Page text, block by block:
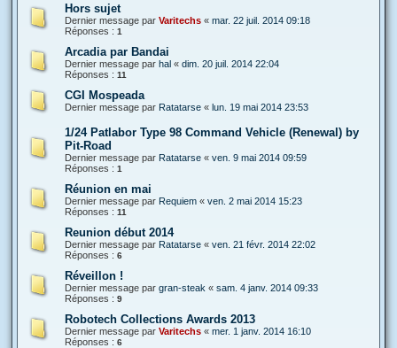
Hors sujet
Dernier message par Varitechs « mar. 22 juil. 2014 09:18
Réponses : 1
Arcadia par Bandai
Dernier message par hal « dim. 20 juil. 2014 22:04
Réponses : 11
CGI Mospeada
Dernier message par Ratatarse « lun. 19 mai 2014 23:53
1/24 Patlabor Type 98 Command Vehicle (Renewal) by
Pit-Road
Dernier message par Ratatarse « ven. 9 mai 2014 09:59
Réponses : 1
Réunion en mai
Dernier message par Requiem « ven. 2 mai 2014 15:23
Réponses : 11
Reunion début 2014
Dernier message par Ratatarse « ven. 21 févr. 2014 22:02
Réponses : 6
Réveillon !
Dernier message par gran-steak « sam. 4 janv. 2014 09:33
Réponses : 9
Robotech Collections Awards 2013
Dernier message par Varitechs « mer. 1 janv. 2014 16:10
Réponses : 6